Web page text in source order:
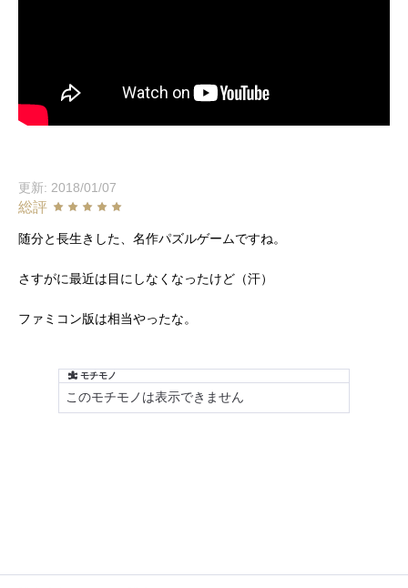
更新: 2018/01/07
総評
随分と長生きした、名作パズルゲームですね。
さすがに最近は目にしなくなったけど（汗）
ファミコン版は相当やったな。